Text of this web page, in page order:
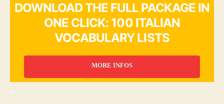
DOWNLOAD THE FULL PACKAGE IN
ONE CLICK: 100 ITALIAN
VOCABULARY LISTS
MORE INFOS